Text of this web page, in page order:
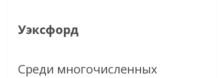
Уэксфорд
Среди многочисленных